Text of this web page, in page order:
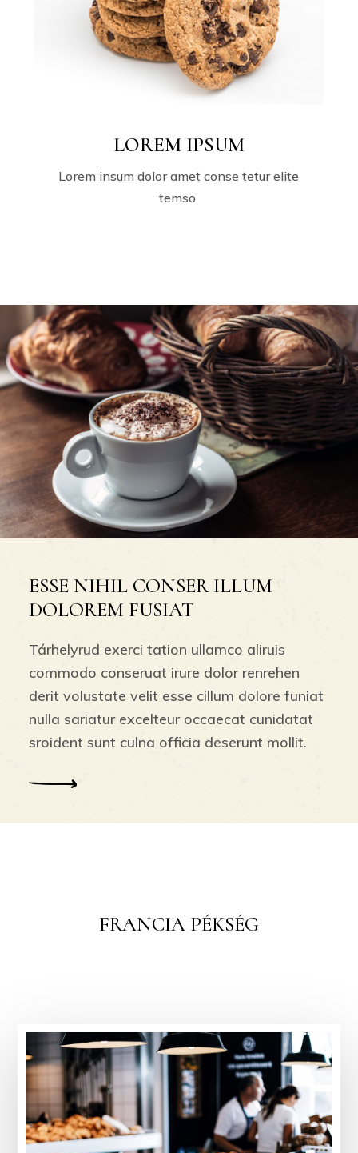
LOREM IPSUM
Lorem insum dolor amet conse tetur elite
temso.
ESSE NIHIL CONSER ILLUM
DOLOREM FUSIAT
Tárhelyrud exerci tation ullamco aliruis
commodo conseruat irure dolor renrehen
derit volustate velit esse cillum dolore funiat
nulla sariatur excelteur occaecat cunidatat
sroident sunt culna officia deserunt mollit.
FRANCIA PÉKSÉG